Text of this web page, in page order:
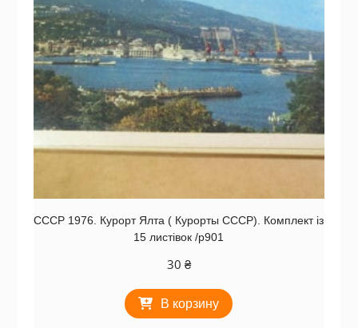
СССР 1976. Курорт Ялта ( Курорты СССР). Комплект із
15 листівок /р901
30 ₴
В корзину